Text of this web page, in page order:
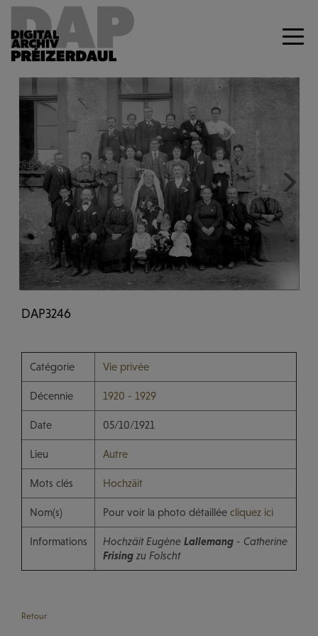
Previous Next
DAP3246
Catégorie Vie privée
Décennie 1920 - 1929
Date 05/10/1921
Lieu Autre
Mots clés Hochzäit
Nom(s) Pour voir la photo détaillée cliquez ici
Informations Hochzäit Eugène Lallemang- Catherine
Frisingzu Folscht
Retour